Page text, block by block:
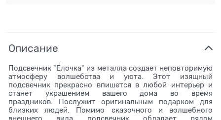
Описание
Подсвечник "Ёлочка" из металла создает неповторимую
атмосферу волшебства и уюта. Этот изящный
подсвечник прекрасно впишется в любой интерьер и
станет украшением вашего дома во время
праздников. Послужит оригинальным подарком для
близких людей. Помимо сказочного и волшебного